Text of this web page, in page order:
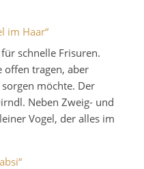
im Haar“
schnelle Frisuren.
offen tragen, aber
möchte. Der
Neben Zweig- und
Vogel, der alles im